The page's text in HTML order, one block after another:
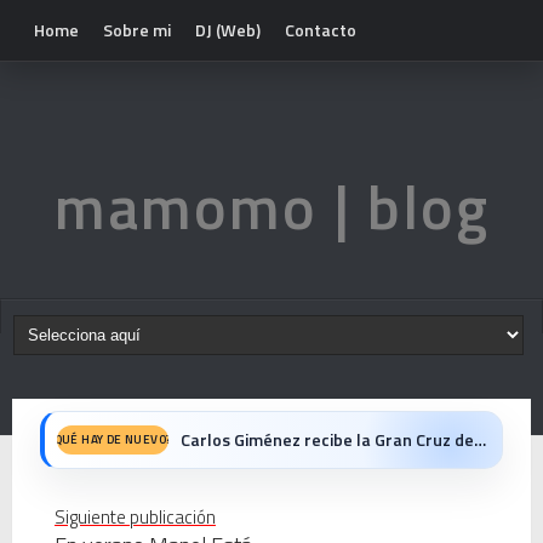
Home Sobre mi DJ (Web) Contacto
mamomo | blog
QUÉ HAY DE NUEVO? Carlos Giménez recibe la Gran Cruz de Alfonso X el Sabio: homenaje al maestro de la historieta española
Siguiente publicación